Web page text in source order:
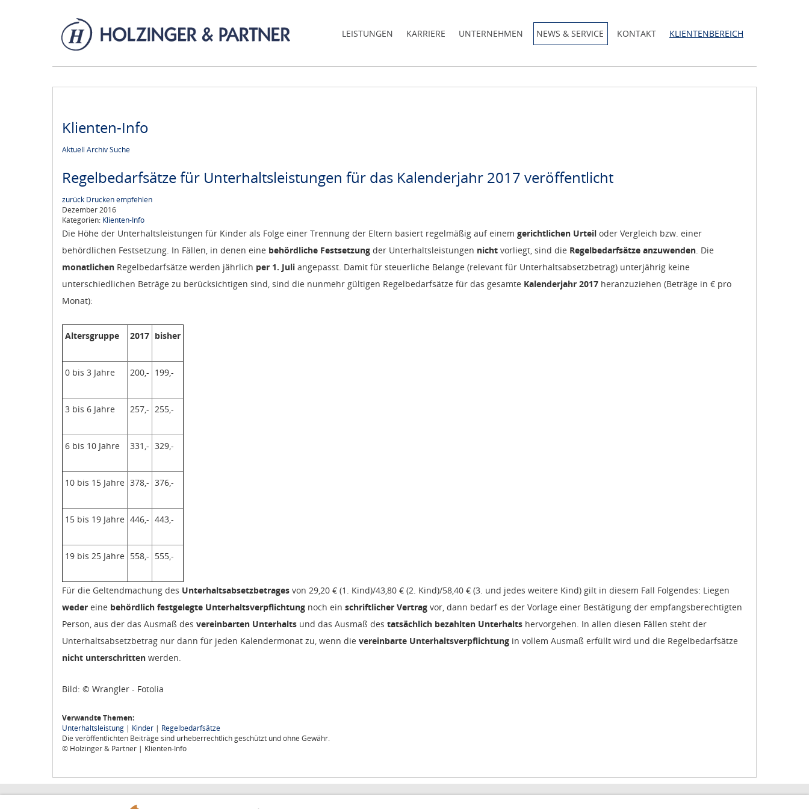
LEISTUNGEN KARRIERE UNTERNEHMEN NEWS & SERVICE KONTAKT KLIENTENBEREICH
Klienten-Info
Aktuell ArchivSuche
Regelbedarfsätze für Unterhaltsleistungen für das Kalenderjahr 2017 veröffentlicht
zurück Druckenempfehlen
Dezember 2016
Kategorien: Klienten-Info
Die Höhe der Unterhaltsleistungen für Kinder als Folge einer Trennung der Eltern basiert regelmäßig auf einem gerichtlichen Urteil oder Vergleich bzw. einer
behördlichen Festsetzung. In Fällen, in denen eine behördliche Festsetzung der Unterhaltsleistungen nicht vorliegt, sind die Regelbedarfsätze anzuwenden. Die
monatlichen Regelbedarfsätze werden jährlich per 1. Juli angepasst. Damit für steuerliche Belange (relevant für Unterhaltsabsetzbetrag) unterjährig keine
unterschiedlichen Beträge zu berücksichtigen sind, sind die nunmehr gültigen Regelbedarfsätze für das gesamte Kalenderjahr 2017 heranzuziehen (Beträge in € pro
Monat):
Altersgruppe 2017 bisher
0 bis 3 Jahre 200,- 199,-
3 bis 6 Jahre 257,- 255,-
6 bis 10 Jahre 331,- 329,-
10 bis 15 Jahre 378,- 376,-
15 bis 19 Jahre 446,- 443,-
19 bis 25 Jahre 558,- 555,-
Für die Geltendmachung des Unterhaltsabsetzbetrages von 29,20 € (1. Kind)/43,80 € (2. Kind)/58,40 € (3. und jedes weitere Kind) gilt in diesem Fall Folgendes: Liegen
weder eine behördlich festgelegte Unterhaltsverpflichtung noch ein schriftlicher Vertrag vor, dann bedarf es der Vorlage einer Bestätigung der empfangsberechtigten
Person, aus der das Ausmaß des vereinbarten Unterhalts und das Ausmaß des tatsächlich bezahlten Unterhalts hervorgehen. In allen diesen Fällen steht der
Unterhaltsabsetzbetrag nur dann für jeden Kalendermonat zu, wenn die vereinbarte Unterhaltsverpflichtung in vollem Ausmaß erfüllt wird und die Regelbedarfsätze
nicht unterschritten werden.
Bild: © Wrangler - Fotolia
Verwandte Themen:
Unterhaltsleistung | Kinder | Regelbedarfsätze
Die veröffentlichten Beiträge sind urheberrechtlich geschützt und ohne Gewähr.
© Holzinger & Partner | Klienten-Info